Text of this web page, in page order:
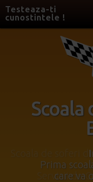
Testeaza-ti
cunostintele !
Scoala
Prima
care va